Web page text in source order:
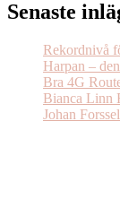
Senaste
Rekordnivå
Harpan –
Bra 4G
Bianca Linn
Johan